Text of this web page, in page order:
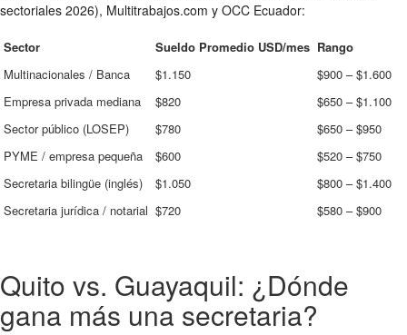
sectoriales 2026), Multitrabajos.com y OCC Ecuador:
Sector Sueldo Promedio USD/mes Rango
Multinacionales / Banca
$1.150
$900 – $1.600
Empresa privada mediana
$820
$650 – $1.100
Sector público (LOSEP)
$780
$650 – $950
PYME / empresa pequeña
$600
$520 – $750
Secretaria bilingüe (inglés)
$1.050
$800 – $1.400
Secretaria jurídica / notarial $720 $580 – $900
Quito vs. Guayaquil: ¿Dónde
gana más una secretaria?